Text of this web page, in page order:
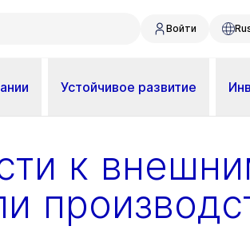
Войти
Устойчивое развитие
к